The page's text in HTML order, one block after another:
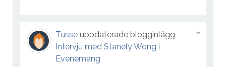
Tusseuppdaterade blogginlägg
Intervju med Stanely Wong i
Evenemang